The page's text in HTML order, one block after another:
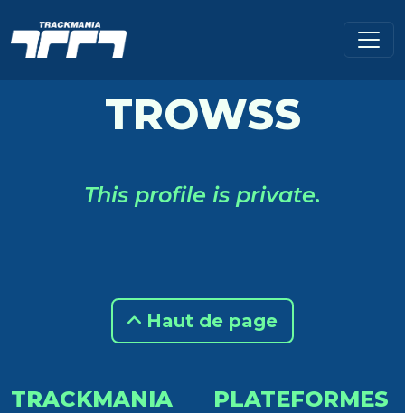
TROWSS
This profile is private.
Haut de page
TRACKMANIA PLATEFORMES